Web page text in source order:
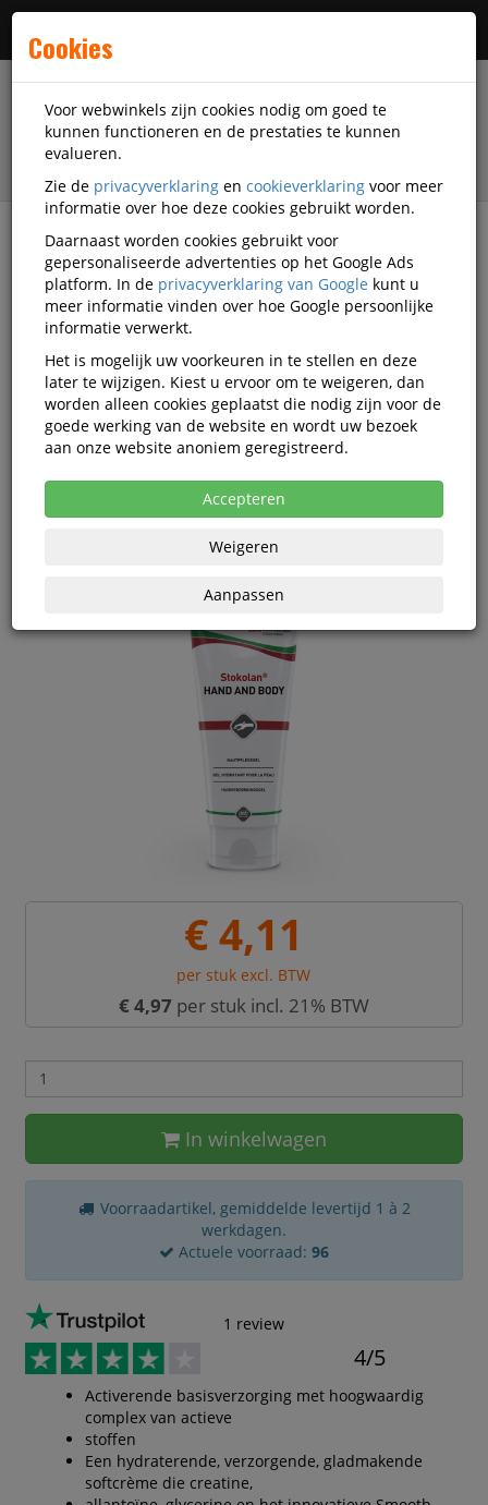
filter
Facilitaire artikelen
Hygiëne-artikelen
Handverzorging
Deb Stoko Stokolan Hand & Body
huidverzorger
Korting vanaf aankoop 2 eenheden, zieprijsoverzicht
€ 4,11
per stuk excl. BTW
€ 4,97 per stuk incl. 21% BTW
In winkelwagen
Voorraadartikel, gemiddelde levertijd 1 à 2
werkdagen.
Actuele voorraad: 96
1 review
4/5
Activerende basisverzorging met hoogwaardig
complex van actieve
stoffen
Een hydraterende, verzorgende, gladmakende
softcrème die creatine,
Cookies
Voor webwinkels zijn cookies nodig om goed te
kunnen functioneren en de prestaties te kunnen
evalueren.
Zie de privacyverklaring en cookieverklaring voor meer
informatie over hoe deze cookies gebruikt worden.
Daarnaast worden cookies gebruikt voor
gepersonaliseerde advertenties op het Google Ads
platform. In de privacyverklaring van Google kunt u
meer informatie vinden over hoe Google persoonlijke
informatie verwerkt.
Het is mogelijk uw voorkeuren in te stellen en deze
later te wijzigen. Kiest u ervoor om te weigeren, dan
worden alleen cookies geplaatst die nodig zijn voor de
goede werking van de website en wordt uw bezoek
aan onze website anoniem geregistreerd.
Accepteren
Weigeren
Aanpassen